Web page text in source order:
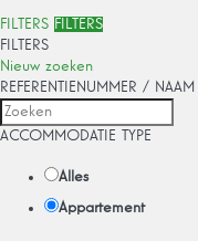
FILTERS FILTERS
FILTERS
Nieuw zoeken
REFERENTIENUMMER / NAAM
ACCOMMODATIE TYPE
Alles
Appartement